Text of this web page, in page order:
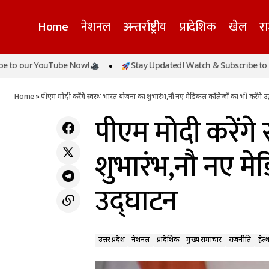
Home नेशनल अन्तर्राष्ट्रीय प्रादेशिक खेल
भोपाल में 'Aashram 3' की शूटिंग के दौरान मचा
उत्तर प्रदेश नेशनल
Now! Stay Updated! Watch & Subscribe to our
Home»पीएम मोदी करेंगे स्वस्थ भारत योजना का शुभारंभ,नौ नए मेडिकल कॉलेजों का भी करेंगे
पीएम मोदी
शुभारंभ,नौ नए
उद्घाटन
उत्तर प्रदेश नेशनल प्रादेशिक मुख्य समाचार राजनीति